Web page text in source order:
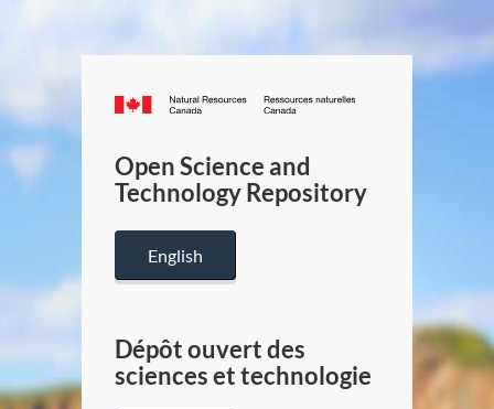
Canada.ca
/
Canada
Open Science and
Technology Repository
English
Dépôt ouvert des
sciences et technologie